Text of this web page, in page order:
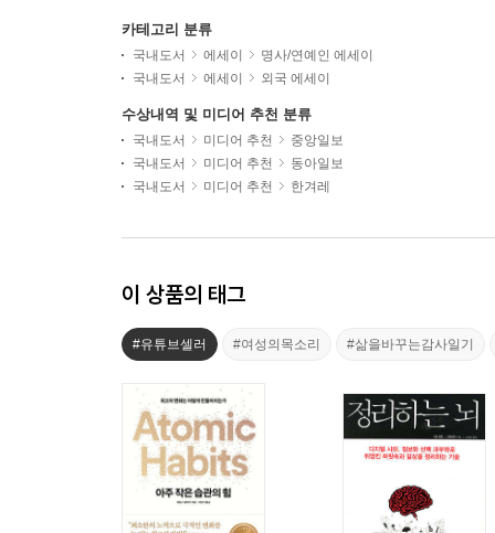
카테고리 분류
국내도서 에세이
명사/연예인 에세이
국내도서
에세이 외국 에세이
수상내역 및 미디어 추천 분류
국내도서 미디어 추천
중앙일보
국내도서
미디어 추천
동아일보
국내도서
미디어 추천 한겨레
이 상품의 태그
#유튜브셀러 #여성의목소리 #삶을바꾸는감사일기